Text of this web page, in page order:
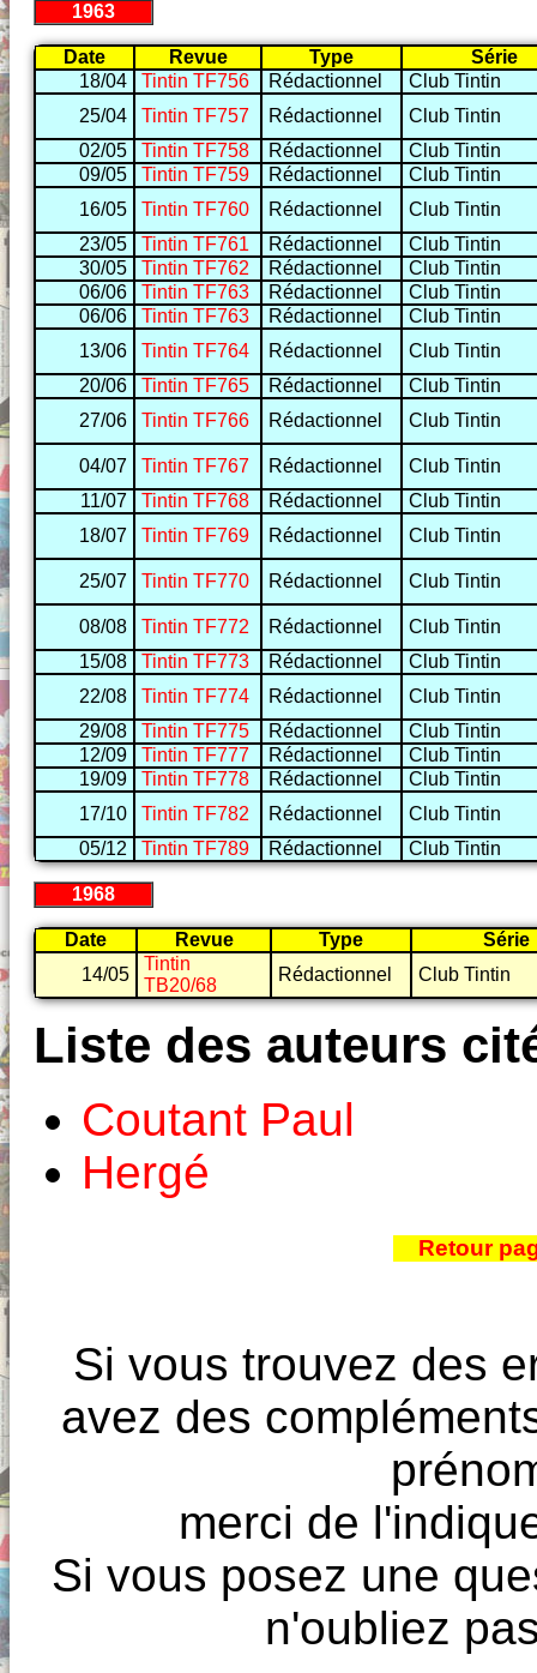
1963
Date Revue Type
Série
18/04
Tintin TF756 Rédactionnel
Club Tintin
25/04
Tintin TF757 Rédactionnel
Club Tintin
02/05
Tintin TF758 Rédactionnel
Club Tintin
09/05
Tintin TF759 Rédactionnel
Club Tintin
16/05
Tintin TF760 Rédactionnel
Club Tintin
23/05
Tintin TF761 Rédactionnel
Club Tintin
30/05
Tintin TF762 Rédactionnel
Club Tintin
06/06
Tintin TF763 Rédactionnel
Club Tintin
06/06
Tintin TF763 Rédactionnel
Club Tintin
13/06
Tintin TF764 Rédactionnel
Club Tintin
20/06
Tintin TF765 Rédactionnel
Club Tintin
27/06
Tintin TF766 Rédactionnel Club Tintin
04/07 Tintin TF767 Rédactionnel
Club Tintin
11/07
Tintin TF768 Rédactionnel
Club Tintin
18/07
Tintin TF769 Rédactionnel Club Tintin
25/07 Tintin TF770 Rédactionnel Club Tintin
08/08 Tintin TF772 Rédactionnel
Club Tintin
15/08
Tintin TF773 Rédactionnel
Club Tintin
22/08
Tintin TF774 Rédactionnel
Club Tintin
29/08
Tintin TF775 Rédactionnel
Club Tintin
12/09
Tintin TF777 Rédactionnel
Club Tintin
19/09
Tintin TF778 Rédactionnel
Club Tintin
17/10
Tintin TF782 Rédactionnel
Club Tintin
05/12
Tintin TF789 Rédactionnel Club Tintin
1968
Date Revue Type
Série
14/05
Tintin
TB20/68
Rédactionnel Club Tintin
Liste des auteurs
Coutant Paul
Hergé
Retour
Si vous trouvez des
avez des
merci de
Si vous posez une
n'oubliez